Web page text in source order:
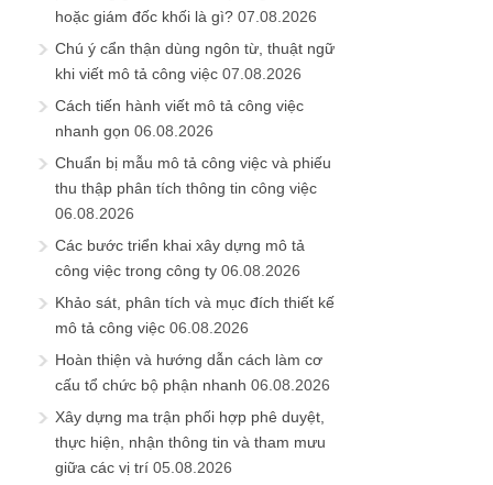
hoặc giám đốc khối là gì? 07.08.2026
Chú ý cẩn thận dùng ngôn từ, thuật ngữ
khi viết mô tả công việc 07.08.2026
Cách tiến hành viết mô tả công việc
nhanh gọn 06.08.2026
Chuẩn bị mẫu mô tả công việc và phiếu
thu thập phân tích thông tin công việc
06.08.2026
Các bước triển khai xây dựng mô tả
công việc trong công ty 06.08.2026
Khảo sát, phân tích và mục đích thiết kế
mô tả công việc 06.08.2026
Hoàn thiện và hướng dẫn cách làm cơ
cấu tổ chức bộ phận nhanh 06.08.2026
Xây dựng ma trận phối hợp phê duyệt,
thực hiện, nhận thông tin và tham mưu
giữa các vị trí 05.08.2026